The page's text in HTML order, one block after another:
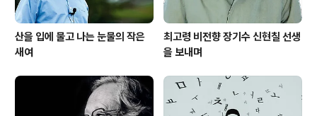
산을 입에 물고 나는 눈물의 작은
새여
최고령 비전향 장기수 신현칠 선생
을 보내며